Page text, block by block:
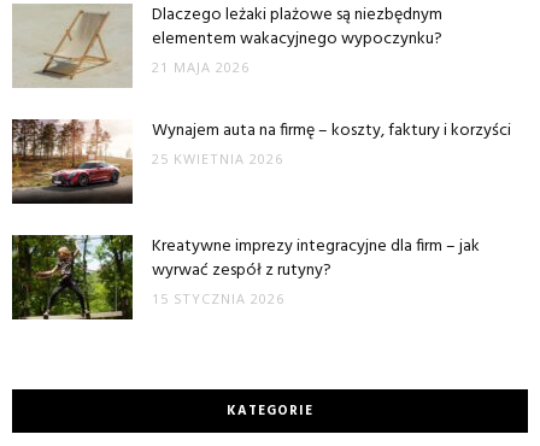
Dlaczego leżaki plażowe są niezbędnym
elementem wakacyjnego wypoczynku?
21 MAJA 2026
Wynajem auta na firmę – koszty, faktury i korzyści
25 KWIETNIA 2026
Kreatywne imprezy integracyjne dla firm – jak
wyrwać zespół z rutyny?
15 STYCZNIA 2026
KATEGORIE